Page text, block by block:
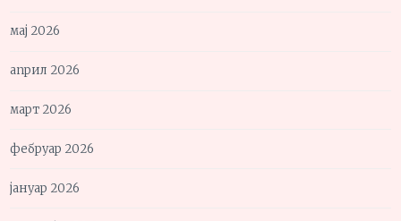
мај 2026
април 2026
март 2026
фебруар 2026
јануар 2026